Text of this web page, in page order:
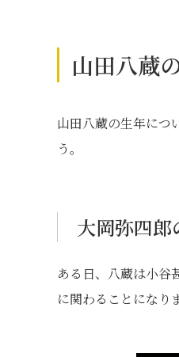
山田八蔵
山田八蔵の生年につ
う。
大岡弥四郎
ある日、八蔵は小谷
に関わることになり